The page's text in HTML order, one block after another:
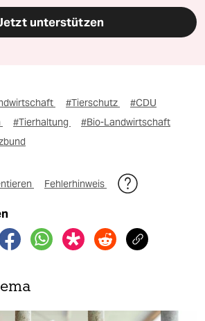
unterstützen
#Tierschutz
#CDU
#Tierhaltung
#Bio-Landwirtschaft
Fehlerhinweis